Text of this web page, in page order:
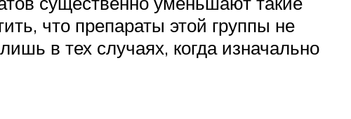
что препараты этой группы не
в тех случаях, когда изначально